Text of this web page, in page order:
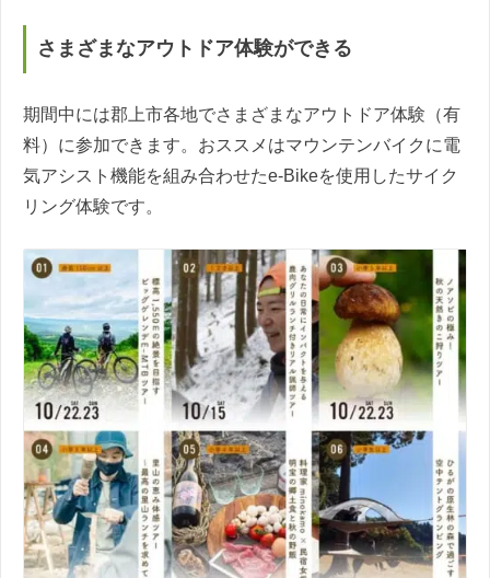
さまざまなアウトドア体験ができる
期間中には郡上市各地でさまざまなアウトドア体験（有
料）に参加できます。おススメはマウンテンバイクに電
気アシスト機能を組み合わせたe-Bikeを使用したサイク
リング体験です。